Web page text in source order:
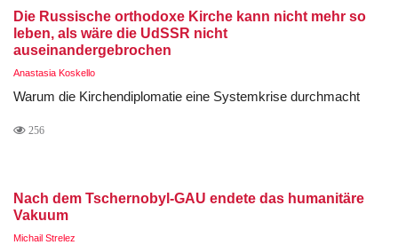
Die Russische orthodoxe Kirche kann nicht mehr so
leben, als wäre die UdSSR nicht
auseinandergebrochen
Anastasia Koskello
Warum die Kirchendiplomatie eine Systemkrise durchmacht
256
Nach dem Tschernobyl-GAU endete das humanitäre
Vakuum
Michail Strelez